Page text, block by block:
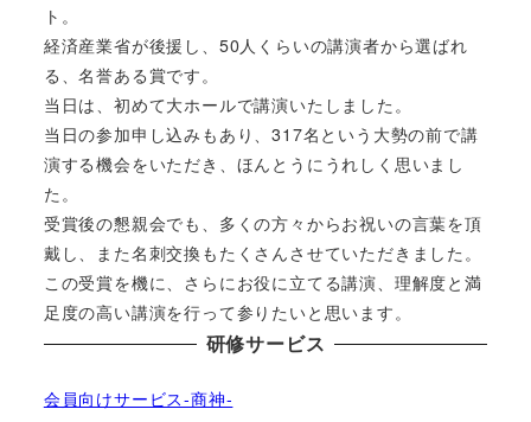
ト。
経済産業省が後援し、50人くらいの講演者から選ばれ
る、名誉ある賞です。
当日は、初めて大ホールで講演いたしました。
当日の参加申し込みもあり、317名という大勢の前で講
演する機会をいただき、ほんとうにうれしく思いまし
た。
受賞後の懇親会でも、多くの方々からお祝いの言葉を頂
戴し、また名刺交換もたくさんさせていただきました。
この受賞を機に、さらにお役に立てる講演、理解度と満
足度の高い講演を行って参りたいと思います。
研修サービス
会員向けサービス-商神-